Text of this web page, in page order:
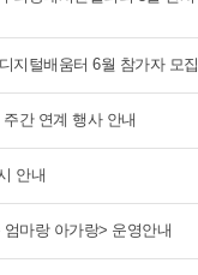
지털배움터 6월 참가자 모집
간 연계 행사 안내
안내
마랑 아가랑> 운영안내